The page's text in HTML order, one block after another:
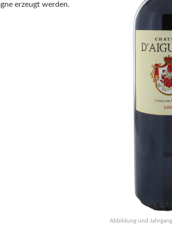
erzeugt werden.
Abbildung und